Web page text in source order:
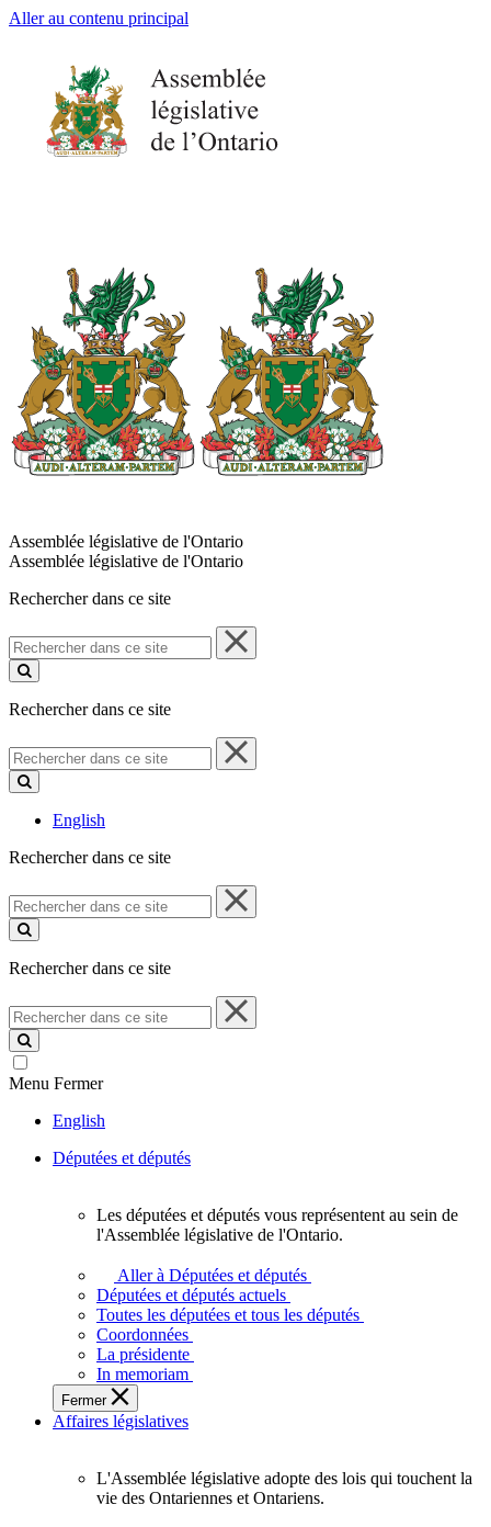
Aller au contenu principal
Assemblée législative de l'Ontario
Assemblée législative de l'Ontario
Rechercher dans ce site
Rechercher
dans
ce
Rechercher dans ce site
Rechercher
dans
ce
English
Rechercher dans ce site
Rechercher
dans
ce
Rechercher dans ce site
Rechercher
dans
ce
site
Menu Fermer
English
Députées et députés
députés
vous
représentent
sein
de
l'Assemblée
législative
l'Ontario.
Les députées et députés vous représentent au sein de
l'Assemblée législative de l'Ontario.
Aller à Députées et députés
Députées et députés actuels
Toutes les députées et tous les députés
Coordonnées
La présidente
In memoriam
Fermer
Affaires législatives
L'Assemblée
L'Assemblée législative adopte des lois qui touchent la
vie des Ontariennes et Ontariens.